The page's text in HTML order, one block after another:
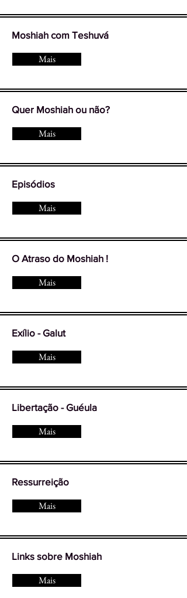
Moshiah com Teshuvá
Mais
Quer Moshiah ou não?
Mais
Episódios
Mais
O Atraso do Moshiah !
Mais
Exílio - Galut
Mais
Libertação - Guéula
Mais
Ressurreição
Mais
Links sobre Moshiah
Mais